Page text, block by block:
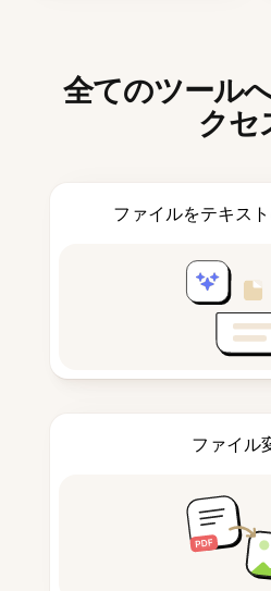
全てのツール
クセ
ファイルをテキス
ファイル